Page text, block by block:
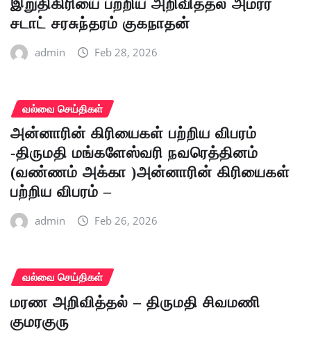
இறுதிகிரியை பற்றிய அறிவித்தல் அமரர்
சடாட் சரசுந்தரம் குகநாதன்
admin Feb 28, 2026
வல்வை செய்திகள்
அன்னாரின் கிரியைகள் பற்றிய விபரம்
-திருமதி மங்களேஸ்வரி நவரெத்தினம்
(வண்ணம் அக்கா )அன்னாரின் கிரியைகள்
பற்றிய விபரம் –
admin Feb 26, 2026
வல்வை செய்திகள்
மரண அறிவித்தல் – திருமதி சிவமணி
குமரகுரு